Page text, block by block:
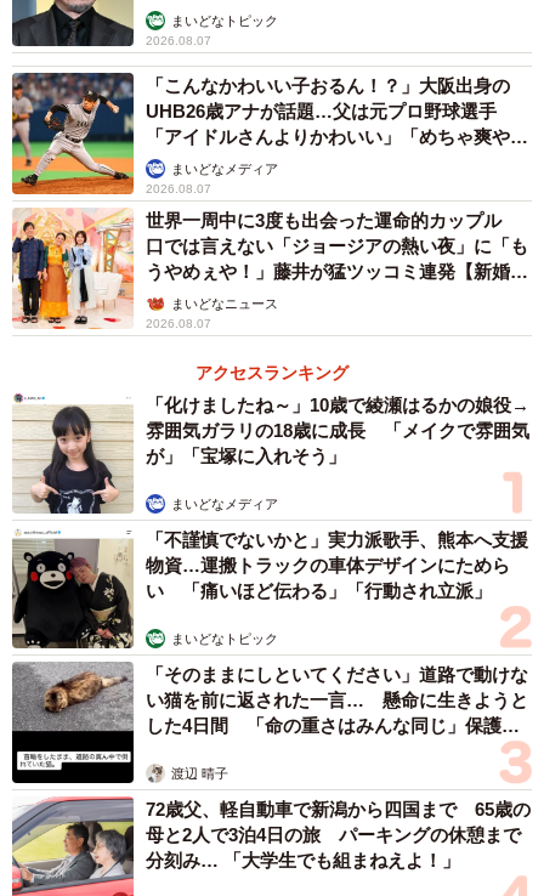
まいどなトピック
2026.08.07
「こんなかわいい子おるん！？」大阪出身の
UHB26歳アナが話題…父は元プロ野球選手
「アイドルさんよりかわいい」「めちゃ爽や
か」まいどなメディア
2026.08.07
世界一周中に3度も出会った運命的カップル
口では言えない「ジョージアの熱い夜」に「も
うやめぇや！」藤井が猛ツッコミ連発【新婚さ
ん】まいどなニュース
2026.08.07
アクセスランキング
「化けましたね～」10歳で綾瀬はるかの娘役→
雰囲気ガラリの18歳に成長 「メイクで雰囲気
が」「宝塚に入れそう」
まいどなメディア
「不謹慎でないかと」実力派歌手、熊本へ支援
物資…運搬トラックの車体デザインにためら
い 「痛いほど伝わる」「行動され立派」
まいどなトピック
「そのままにしといてください」道路で動けな
い猫を前に返された一言… 懸命に生きようと
した4日間 「命の重さはみんな同じ」保護団
渡辺 晴子
72歳父、軽自動車で新潟から四国まで 65歳の
母と2人で3泊4日の旅 パーキングの休憩まで
分刻み… 「大学生でも組まねえよ！」